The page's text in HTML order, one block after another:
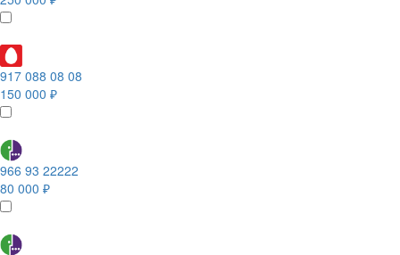
917 088 08 08
150 000 ₽
966 93 22222
80 000 ₽